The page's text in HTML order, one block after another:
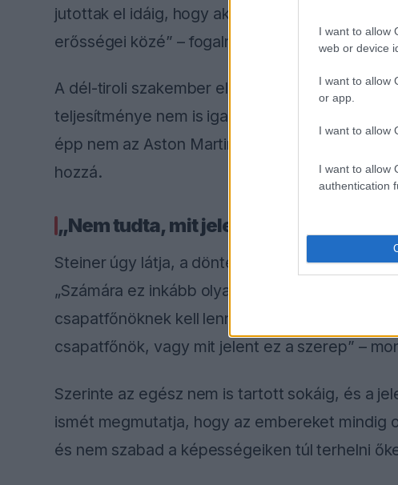
I want to allow
web or device
I want to allow
or app.
I want to allow
I want to allow
authentication
jutottak el idáig, hogy akarta-e egyáltalán, de
erősségei közé” – fogalmazott.
A dél-tiroli szakember elismeri Newey tervezői
teljesítménye nem is igazolja ezt. „Nagyon jó
épp nem az Aston Martinnal, de ezt majd
hozzá.
„Nem tudta, mit jelent csapatfőnöknek
Steiner úgy látja, a döntés inkább személyes
„Számára ez inkább olyan volt, hogy miért a
csapatfőnöknek kell lennem, anélkül hogy
csapatfőnök, vagy mit jelent ez a szerep” –
Szerinte az egész nem is tartott sokáig, és a
ismét megmutatja, hogy az embereket mindig
és nem szabad a képességeiken túl terhelni